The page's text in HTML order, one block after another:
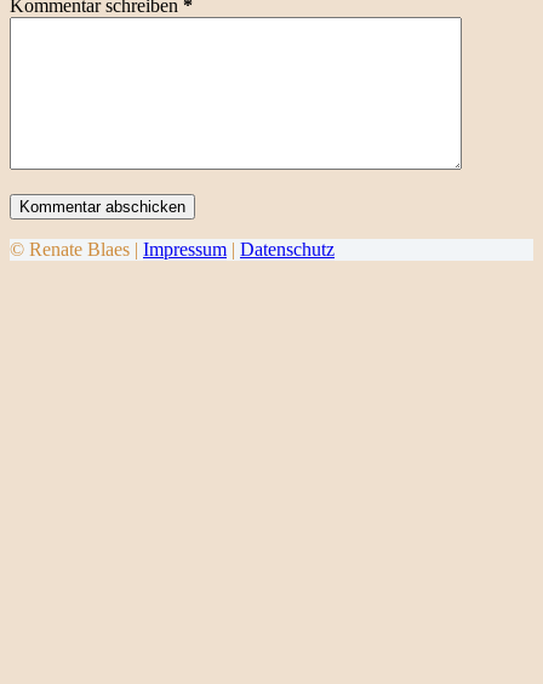
Kommentar schreiben *
Kommentar abschicken
© Renate Blaes | Impressum | Datenschutz